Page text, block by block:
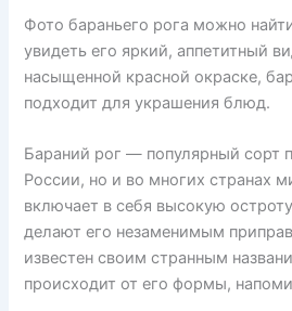
Фото бараньего рога можно
увидеть его яркий, аппетитный
насыщенной красной окраске,
подходит для украшения блюд.
Бараний рог — популярный сорт
России, но и во многих странах
включает в себя высокую
делают его незаменимым
известен своим странным
происходит от его формы,